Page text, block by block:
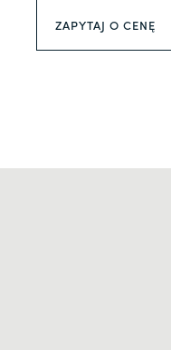
ZAPYTAJ O CENĘ